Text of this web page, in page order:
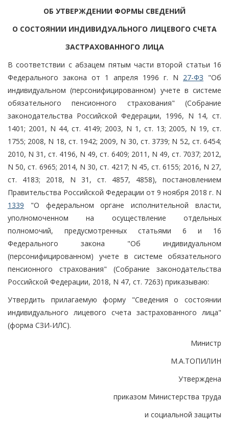
ОБ УТВЕРЖДЕНИИ ФОРМЫ СВЕДЕНИЙ
О СОСТОЯНИИ ИНДИВИДУАЛЬНОГО ЛИЦЕВОГО СЧЕТА
ЗАСТРАХОВАННОГО ЛИЦА
В соответствии с абзацем пятым части второй статьи 16
Федерального закона от 1 апреля 1996 г. N 27-ФЗ "Об
индивидуальном (персонифицированном) учете в системе
обязательного пенсионного страхования" (Собрание
законодательства Российской Федерации, 1996, N 14, ст.
1401; 2001, N 44, ст. 4149; 2003, N 1, ст. 13; 2005, N 19, ст.
1755; 2008, N 18, ст. 1942; 2009, N 30, ст. 3739; N 52, ст. 6454;
2010, N 31, ст. 4196, N 49, ст. 6409; 2011, N 49, ст. 7037; 2012,
N 50, ст. 6965; 2014, N 30, ст. 4217; N 45, ст. 6155; 2016, N 27,
ст. 4183; 2018, N 31, ст. 4857, 4858), постановлением
Правительства Российской Федерации от 9 ноября 2018 г. N
1339 "О федеральном органе исполнительной власти,
уполномоченном на осуществление отдельных
полномочий, предусмотренных статьями 6 и 16
Федерального закона "Об индивидуальном
(персонифицированном) учете в системе обязательного
пенсионного страхования" (Собрание законодательства
Российской Федерации, 2018, N 47, ст. 7263) приказываю:
Утвердить прилагаемую форму "Сведения о состоянии
индивидуального лицевого счета застрахованного лица"
(форма СЗИ-ИЛС).
Министр
М.А.ТОПИЛИН
Утверждена
приказом Министерства труда
и социальной защиты